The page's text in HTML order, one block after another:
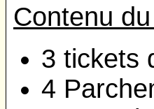
Contenu
3 tickets
4